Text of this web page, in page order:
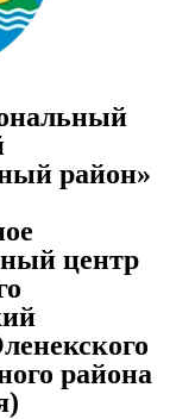
район»
центр
района